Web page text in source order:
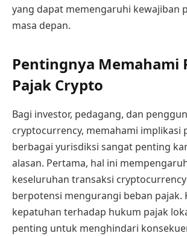
yang dapat memengaruhi kewajiban
masa depan.
Pentingnya Memahami
Pajak Crypto
Bagi investor, pedagang, dan
cryptocurrency, memahami implikasi
berbagai yurisdiksi sangat penting
alasan. Pertama, hal ini
keseluruhan transaksi
berpotensi mengurangi beban pajak.
kepatuhan terhadap hukum pajak
penting untuk menghindari